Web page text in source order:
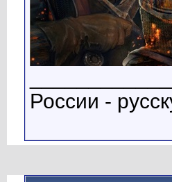
России -